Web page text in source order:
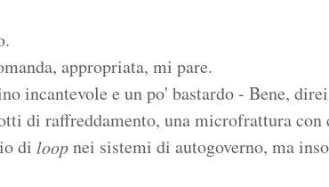
appropriata, mi pare.
incantevole e un po' bastardo - Bene,
di raffreddamento, una microfrattura con
di loopnei sistemi di autogoverno, ma